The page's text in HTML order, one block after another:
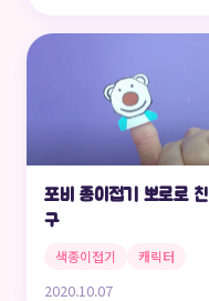
포비 종이접기 뽀로로 친
구
색종이접기 캐릭터
2020.10.07